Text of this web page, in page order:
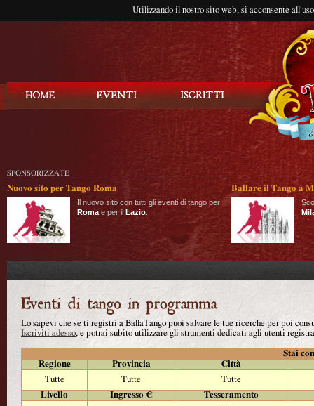
Utilizzando il nostro sito web, si acconsente
SPONSORIZZATE
Nuovo sito per Tango Roma
Il nuovo sito con tutti gli eventi di tango per
Roma e per il Lazio
Ballare il Tango a
Lo sapevi che se ti registri a BallaTango puoi salvare le tue ricerche per poi
Iscriviti adesso, e potrai subito utilizzare gli strumenti dedicati agli utenti
Stai
Regione
Provincia
Città
Tutte
Tutte
Tutte
Livello
Ingresso €
Tesseramento